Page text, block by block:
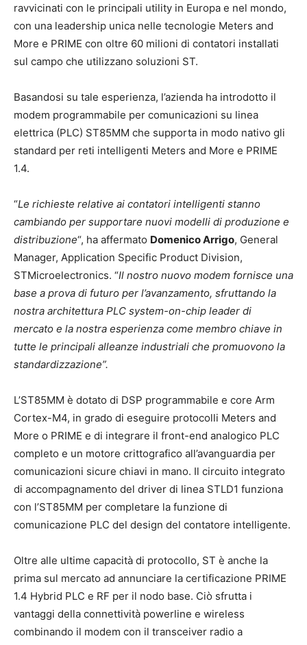
ravvicinati con le principali utility in Europa e nel mondo,
con una leadership unica nelle tecnologie Meters and
More e PRIME con oltre 60 milioni di contatori installati
sul campo che utilizzano soluzioni ST.
Basandosi su tale esperienza, l’azienda ha introdotto il
modem programmabile per comunicazioni su linea
elettrica (PLC) ST85MM che supporta in modo nativo gli
standard per reti intelligenti Meters and More e PRIME
1.4.
“Le richieste relative ai contatori intelligenti stanno
cambiando per supportare nuovi modelli di produzione e
distribuzione“, ha affermato Domenico Arrigo, General
Manager, Application Specific Product Division,
STMicroelectronics. “Il nostro nuovo modem fornisce una
base a prova di futuro per l’avanzamento, sfruttando la
nostra architettura PLC system-on-chip leader di
mercato e la nostra esperienza come membro chiave in
tutte le principali alleanze industriali che promuovono la
standardizzazione”.
L’ST85MM è dotato di DSP programmabile e core Arm
Cortex-M4, in grado di eseguire protocolli Meters and
More o PRIME e di integrare il front-end analogico PLC
completo e un motore crittografico all’avanguardia per
comunicazioni sicure chiavi in ​​mano. Il circuito integrato
di accompagnamento del driver di linea STLD1 funziona
con l’ST85MM per completare la funzione di
comunicazione PLC del design del contatore intelligente.
Oltre alle ultime capacità di protocollo, ST è anche la
prima sul mercato ad annunciare la certificazione PRIME
1.4 Hybrid PLC e RF per il nodo base. Ciò sfrutta i
vantaggi della connettività powerline e wireless
combinando il modem con il transceiver radio a